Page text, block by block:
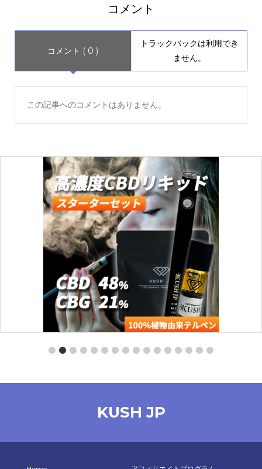
コメント
コメント ( 0 )
トラックバックは利用でき
ません。
この記事へのコメントはありません。
【KUSH JP】
オプションを選択
KUSH JP